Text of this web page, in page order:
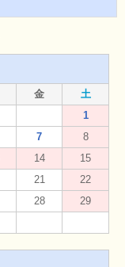
金
土
1
7
8
14
15
21
22
28
29